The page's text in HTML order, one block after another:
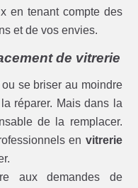
en tenant compte des
et de vos envies.
de vitrerie
se briser au moindre
réparer. Mais dans la
de la remplacer.
en vitrerie
aux demandes de